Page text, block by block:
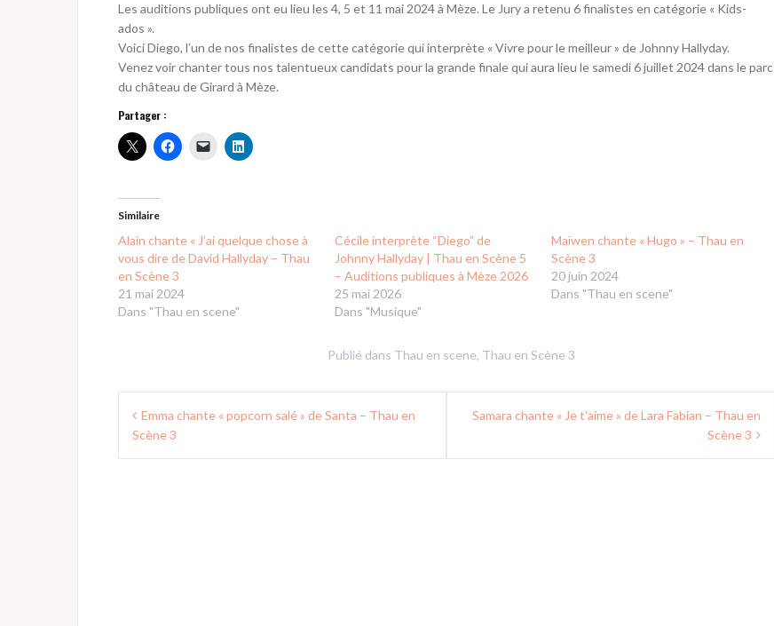
Les auditions publiques ont eu lieu les 4, 5 et 11 mai 2024 à Mèze. Le Jury a retenu 6 finalistes en catégorie « Kids-
ados ».
Voici Diego, l’un de nos finalistes de cette catégorie qui interprète « Vivre pour le meilleur » de Johnny Hallyday.
Venez voir chanter tous nos talentueux candidats pour la grande finale qui aura lieu le samedi 6 juillet 2024 dans le parc
du château de Girard à Mèze.
Partager :
Similaire
Alain chante « J’ai quelque chose à
vous dire de David Hallyday – Thau
en Scène 3
21 mai 2024
Dans "Thau en scene"
Cécile interprète “Diego” de
Johnny Hallyday | Thau en Scène 5
– Auditions publiques à Mèze 2026
25 mai 2026
Dans "Musique"
Maïwen chante « Hugo » – Thau en
Scène 3
20 juin 2024
Dans "Thau en scene"
Publié dans Thau en scene, Thau en Scène 3
Navigation
deEmma chante « popcorn salé » de Santa – Thau en
Scène 3
Samara chante « Je t’aime » de Lara Fabian – Thau en
Scène 3